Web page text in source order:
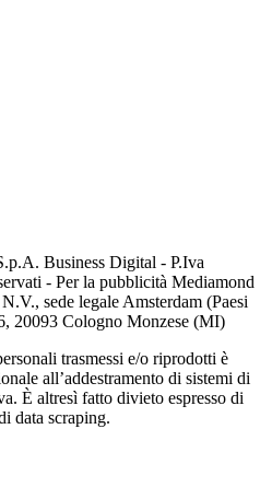
Business Digital - P.Iva
- Per la pubblicità Mediamond
sede legale Amsterdam (Paesi
20093 Cologno Monzese (MI)
trasmessi e/o riprodotti è
all’addestramento di sistemi di
È altresì fatto divieto espresso di
data scraping.